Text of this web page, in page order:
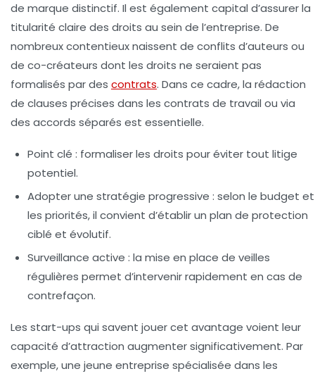
de marque distinctif. Il est également capital d’assurer la
titularité claire des droits au sein de l’entreprise. De
nombreux contentieux naissent de conflits d’auteurs ou
de co-créateurs dont les droits ne seraient pas
formalisés par des contrats. Dans ce cadre, la rédaction
de clauses précises dans les contrats de travail ou via
des accords séparés est essentielle.
Point clé : formaliser les droits pour éviter tout litige
potentiel.
Adopter une stratégie progressive : selon le budget et
les priorités, il convient d’établir un plan de protection
ciblé et évolutif.
Surveillance active : la mise en place de veilles
régulières permet d’intervenir rapidement en cas de
contrefaçon.
Les start-ups qui savent jouer cet avantage voient leur
capacité d’attraction augmenter significativement. Par
exemple, une jeune entreprise spécialisée dans les